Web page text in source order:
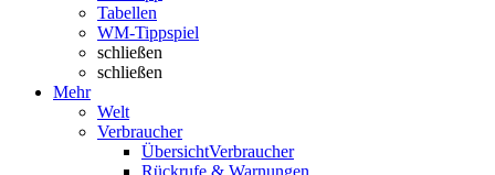
Tabellen
WM-Tippspiel
schließen
schließen
Mehr
Welt
Verbraucher
ÜbersichtVerbraucher
Rückrufe & Warnungen